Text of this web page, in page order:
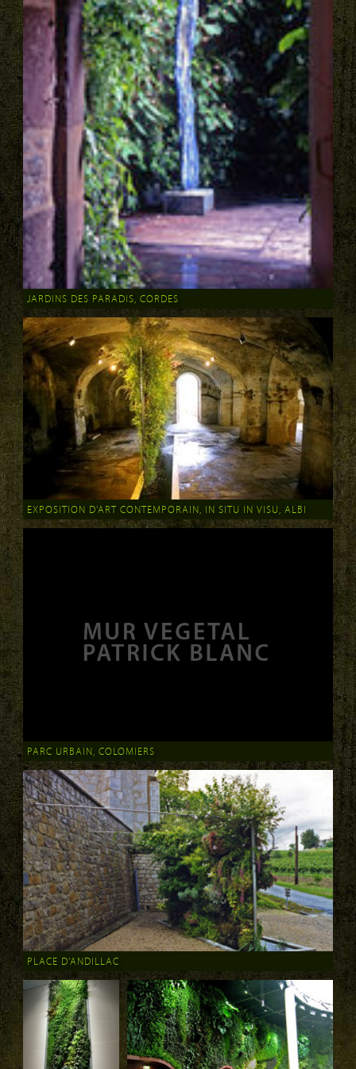
JARDINS DES PARADIS, CORDES
EXPOSITION D'ART CONTEMPORAIN, IN SITU IN VISU, ALBI
PARC URBAIN, COLOMIERS
PLACE D’ANDILLAC